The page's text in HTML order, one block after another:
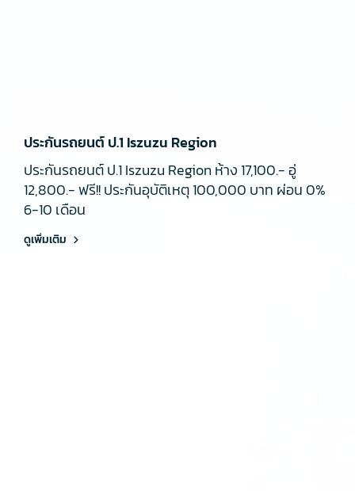
ประกันรถยนต์ ป.1 Iszuzu Region
ประกันรถยนต์ ป.1 Iszuzu Region ห้าง 17,100.- อู่
12,800.- ฟรี!! ประกันอุบัติเหตุ 100,000 บาท ผ่อน 0%
6-10 เดือน
ดูเพิ่มเติม